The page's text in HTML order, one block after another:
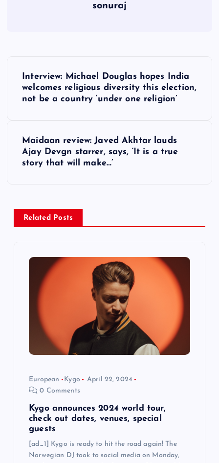
sonuraj
v
Interview: Michael Douglas hopes India
welcomes religious diversity this election,
not be a country ‘under one religion’
Maidaan review: Javed Akhtar lauds
Ajay Devgn starrer, says, ‘It is a true
story that will make…’
Related Posts
European Kygo
April 22, 2024
0 Comments
Kygo announces 2024 world tour,
check out dates, venues, special
guests
[ad_1] Kygo is ready to hit the road again! The
Norwegian DJ took to social media on Monday,